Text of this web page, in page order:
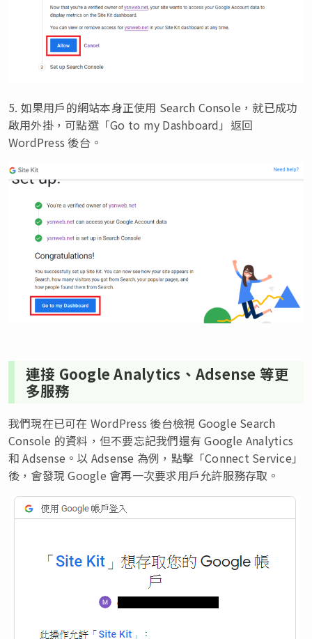
5. 如果用戶的網站本身正使用 Search Console，就已成功
啟用外掛，可點選「Go to my Dashboard」返回
WordPress 後台。
連接 Google Analytics、Adsense 等更
多服務
我們現在已可在 WordPress 後台檢視 Google Search
Console 的資料，但不要忘記我們還有 Google Analytics
和 Adsense。以 Adsense 為例，點擊「Connect Service」
後，會發現 Google 會再一次要求用戶允許服務存取。